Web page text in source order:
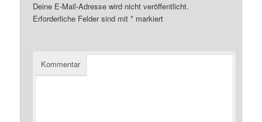
Deine E-Mail-Adresse wird nicht veröffentlicht.
Erforderliche Felder sind mit* markiert
Kommentar